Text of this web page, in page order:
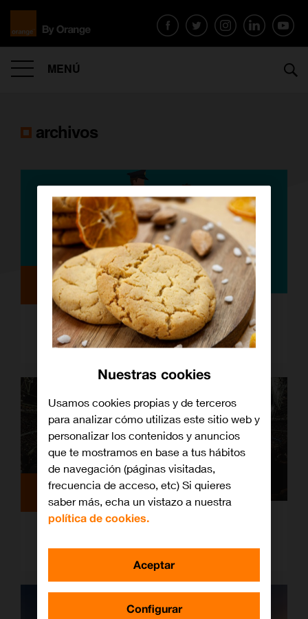
MENÚ
archivos
Orange Seguros
Atraco fuera del hogar: ¿sabías que tu
seguro puede cubrirlo?
Televisión
Las mejores ofertas para ver el fútbol
con Orange
Nuestras cookies
Usamos cookies propias y de terceros
para analizar cómo utilizas este sitio web y
personalizar los contenidos y anuncios
que te mostramos en base a tus hábitos
de navegación (páginas visitadas,
frecuencia de acceso, etc) Si quieres
saber más, echa un vistazo a nuestra
política de cookies.
Configurar
Aceptar